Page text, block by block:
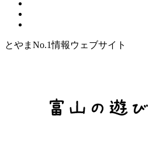
とやまNo.1情報ウェブサイト